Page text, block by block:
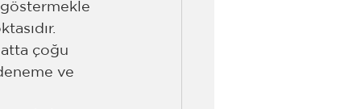
çoğu
ve